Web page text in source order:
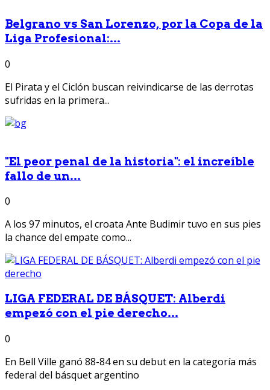
Belgrano vs San Lorenzo, por la Copa de la
Liga Profesional:...
0
El Pirata y el Ciclón buscan reivindicarse de las derrotas
sufridas en la primera...
"El peor penal de la historia": el increíble
fallo de un...
0
A los 97 minutos, el croata Ante Budimir tuvo en sus pies
la chance del empate como...
LIGA FEDERAL DE BÁSQUET: Alberdi
empezó con el pie derecho...
0
En Bell Ville ganó 88-84 en su debut en la categoría más
federal del básquet argentino